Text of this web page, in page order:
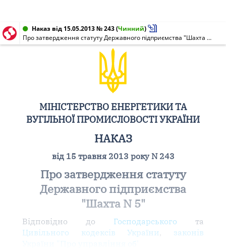
Наказ від 15.05.2013 № 243(Чинний)
Про затвердження статуту Державного підприємства "Шахта N 5"
МІНІСТЕРСТВО ЕНЕРГЕТИКИ ТА
ВУГІЛЬНОЇ ПРОМИСЛОВОСТІ УКРАЇНИ
НАКАЗ
від 15 травня 2013 року N 243
Про затвердження статуту
Державного підприємства
"Шахта N 5"
Відповідно до Господарського та
Цивільного кодексів України, законів